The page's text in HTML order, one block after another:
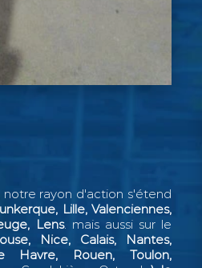
rayon d'action s'étend
Lille, Valenciennes,
Lens. mais aussi sur le
Nice, Calais, Nantes,
Havre, Rouen, Toulon,